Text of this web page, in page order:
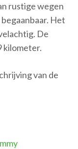
rustige wegen
Het
De
kilometer.
van de